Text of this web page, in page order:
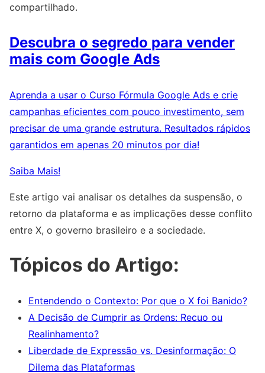
compartilhado.
Descubra o segredo para vender
mais com Google Ads
Aprenda a usar o Curso Fórmula Google Ads e crie
campanhas eficientes com pouco investimento, sem
precisar de uma grande estrutura. Resultados rápidos
garantidos em apenas 20 minutos por dia!
Saiba Mais!
Este artigo vai analisar os detalhes da suspensão, o
retorno da plataforma e as implicações desse conflito
entre X, o governo brasileiro e a sociedade.
Tópicos do Artigo:
Entendendo o Contexto: Por que o X foi Banido?
A Decisão de Cumprir as Ordens: Recuo ou
Realinhamento?
Liberdade de Expressão vs. Desinformação: O
Dilema das Plataformas